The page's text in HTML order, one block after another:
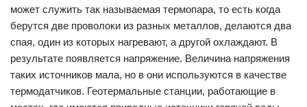
может служить так называемая термопара, то есть когда
берутся две проволоки из разных металлов, делаются два
спая, один из которых нагревают, а другой охлаждают. В
результате появляется напряжение. Величина напряжения
таких источников мала, но в они используются в качестве
термодатчиков. Геотермальные станции, работающие в